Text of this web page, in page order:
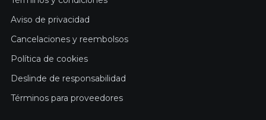
Aviso de privacidad
Cancelaciones y reembolsos
Política de cookies
Deslinde de responsabilidad
Términos para proveedores